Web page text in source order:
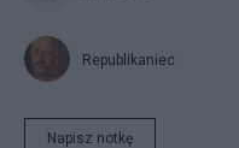
Republikaniec
Napisz notkę